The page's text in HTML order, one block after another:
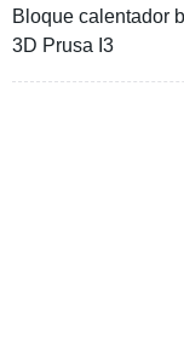
Bloque calentador
3D Prusa I3